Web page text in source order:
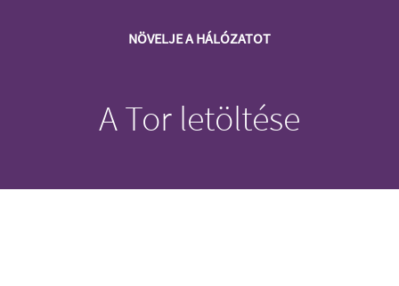
NÖVELJE A HÁLÓZATOT
A Tor letöltése